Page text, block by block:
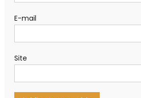
E-mail
Site